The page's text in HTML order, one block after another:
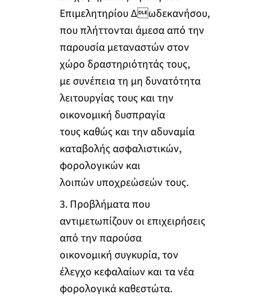
Επιμελητηρίου Δωδεκανήσου,
που πλήττονται άμεσα από την
παρουσία μεταναστών στον
χώρο δραστηριότητάς τους,
με συνέπεια τη μη δυνατότητα
λειτουργίας τους και την
οικονομική δυσπραγία
τους καθώς και την αδυναμία
καταβολής ασφαλιστικών,
φορολογικών και
λοιπών υποχρεώσεών τους.
3. Προβλήματα που
αντιμετωπίζουν οι επιχειρήσεις
από την παρούσα
οικονομική συγκυρία, τον
έλεγχο κεφαλαίων και τα νέα
φορολογικά καθεστώτα.